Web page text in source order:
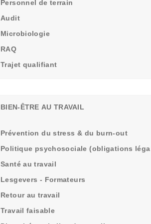
Personnel de terrain
Audit
Microbiologie
RAQ
Trajet qualifiant
BIEN-ÊTRE AU TRAVAIL
Prévention du stress & du burn-out
Politique psychosociale (obligations
Santé au travail
Lesgevers - Formateurs
Retour au travail
Travail faisable